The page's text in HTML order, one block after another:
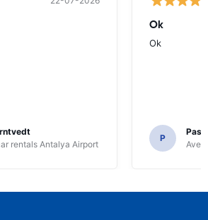
rentals Antalya Airport
Ok
Ok
P
Avec